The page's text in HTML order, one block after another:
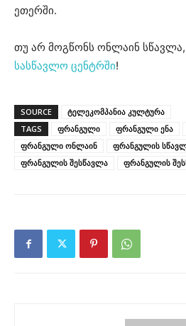
ეთერში.
თუ არ მოგწონს ონლაინ
სასწავლო ცენტრში!
SOURCE
ტელეკომპანია კულტურა
TAGS
ფრანგული ფრანგული ენა
ფრანგული ონლაინ
ფრანგულის
ფრანგულის შესწავლა
ფრანგულის